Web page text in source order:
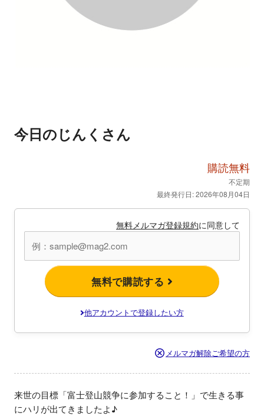
今日のじんくさん
購読無料
不定期
最終発行日: 2026年08月04日
無料メルマガ登録規約に同意して
無料で購読する
他アカウントで登録したい方
メルマガ解除ご希望の方
来世の目標「富士登山競争に参加すること！」で生きる事
にハリが出てきましたよ♪